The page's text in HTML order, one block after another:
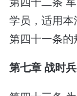
学员，适用本
第四十一条的
第七章 战时